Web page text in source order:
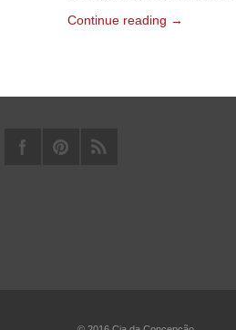
Continue reading →